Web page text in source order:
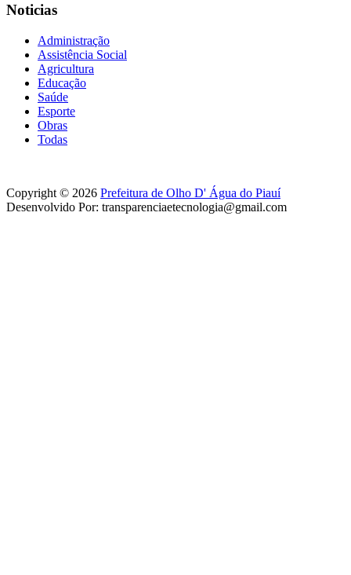
Noticias
Administração
Assistência Social
Agricultura
Educação
Saúde
Esporte
Obras
Todas
Copyright © 2026 Prefeitura de Olho D' Água do Piauí
Desenvolvido Por: transparenciaetecnologia@gmail.com